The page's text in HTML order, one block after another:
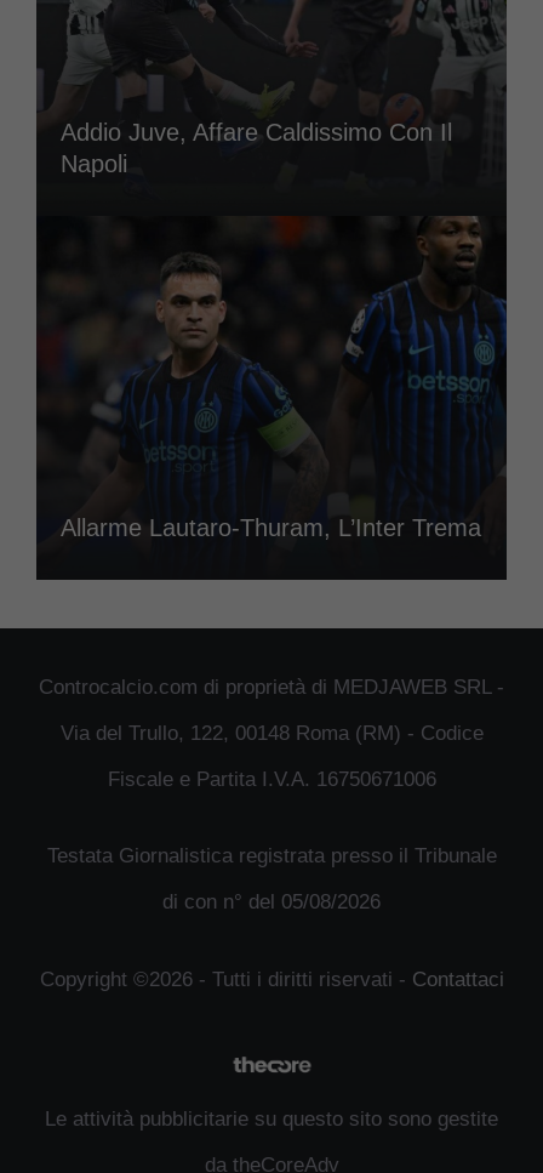
Addio Juve, Affare Caldissimo Con Il
Napoli
Allarme Lautaro-Thuram, L’Inter Trema
Controcalcio.com di proprietà di MEDJAWEB SRL -
Via del Trullo, 122, 00148 Roma (RM) - Codice
Fiscale e Partita I.V.A. 16750671006
Testata Giornalistica registrata presso il Tribunale
di con n° del 05/08/2026
Copyright ©2026 - Tutti i diritti riservati - Contattaci
Le attività pubblicitarie su questo sito sono gestite
da theCoreAdv